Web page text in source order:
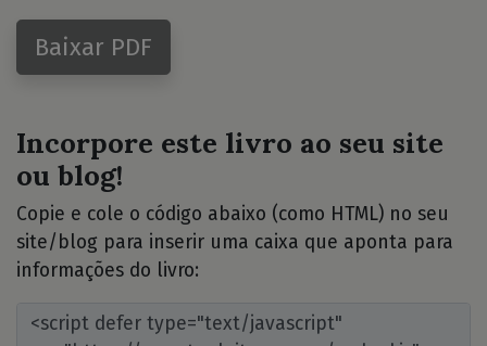
Baixar PDF
Incorpore este livro ao seu site
ou blog!
Copie e cole o código abaixo (como HTML) no seu
site/blog para inserir uma caixa que aponta para
informações do livro: